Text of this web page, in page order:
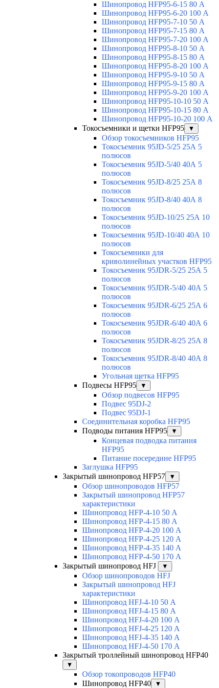
Шинопровод HFP95-6-15 80 А
Шинопровод HFP95-6-20 100 А
Шинопровод HFP95-7-10 50 А
Шинопровод HFP95-7-15 80 А
Шинопровод HFP95-7-20 100 А
Шинопровод HFP95-8-10 50 А
Шинопровод HFP95-8-15 80 А
Шинопровод HFP95-8-20 100 А
Шинопровод HFP95-9-10 50 А
Шинопровод HFP95-9-15 80 А
Шинопровод HFP95-9-20 100 А
Шинопровод HFP95-10-10 50 А
Шинопровод HFP95-10-15 80 А
Шинопровод HFP95-10-20 100 А
Токосъемники и щетки HFP95
▼
Обзор токосъемников HFP95
Токосъемник 95JD-5/25 25А 5
полюсов
Токосъемник 95JD-5/40 40А 5
полюсов
Токосъемник 95JD-8/25 25А 8
полюсов
Токосъемник 95JD-8/40 40А 8
полюсов
Токосъемник 95JD-10/25 25А 10
полюсов
Токосъемник 95JD-10/40 40А 10
полюсов
Токосъемники для
криволинейных участков HFP95
Токосъемник 95JDR-5/25 25А 5
полюсов
Токосъемник 95JDR-5/40 40А 5
полюсов
Токосъемник 95JDR-6/25 25А 6
полюсов
Токосъемник 95JDR-6/40 40А 6
полюсов
Токосъемник 95JDR-8/25 25А 8
полюсов
Токосъемник 95JDR-8/40 40А 8
полюсов
Угольная щетка HFP95
Подвесы HFP95
▼
Обзор подвесов HFP95
Подвес 95DJ-2
Подвес 95DJ-1
Соединительная коробка HFP95
Подводы питания HFP95
▼
Концевая подводка питания
HFP95
Питание посередине HFP95
Заглушка HFP95
Закрытый шинопровод HFP57
▼
Обзор шинопроводов HFP57
Закрытый шинопровод HFP57
характеристики
Шинопровод HFP-4-10 50 А
Шинопровод HFP-4-15 80 А
Шинопровод HFP-4-20 100 А
Шинопровод HFP-4-25 120 А
Шинопровод HFP-4-35 140 А
Шинопровод HFP-4-50 170 А
Закрытый шинопровод HFJ
▼
Обзор шинопроводов HFJ
Закрытый шинопровод HFJ
характеристики
Шинопровод HFJ-4-10 50 А
Шинопровод HFJ-4-15 80 А
Шинопровод HFJ-4-20 100 А
Шинопровод HFJ-4-25 120 А
Шинопровод HFJ-4-35 140 А
Шинопровод HFJ-4-50 170 А
Закрытый троллейный шинопровод HFP40
▼
Обзор токопроводов HFP40
Шинопровод HFP40
▼